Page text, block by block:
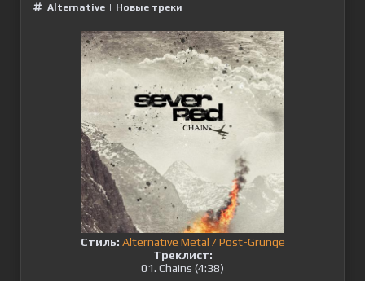
Alternative | Новые треки
Стиль: Alternative Metal / Post-Grunge
Треклист:
01. Chains (4:38)